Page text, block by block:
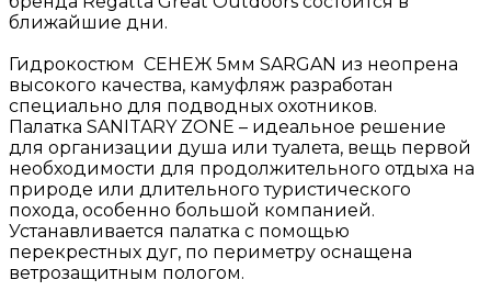
ближайшие дни.
Гидрокостюм СЕНЕЖ 5мм SARGAN из неопрена
высокого качества, камуфляж разработан
специально для подводных охотников.
Палатка SANITARY ZONE – идеальное решение
для организации душа или туалета, вещь первой
необходимости для продолжительного отдыха на
природе или длительного туристического
похода, особенно большой компанией.
Устанавливается палатка с помощью
перекрестных дуг, по периметру оснащена
ветрозащитным пологом.